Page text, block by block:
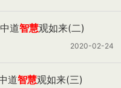
道智慧观如来(二)
2020-02-24
道智慧观如来(三)